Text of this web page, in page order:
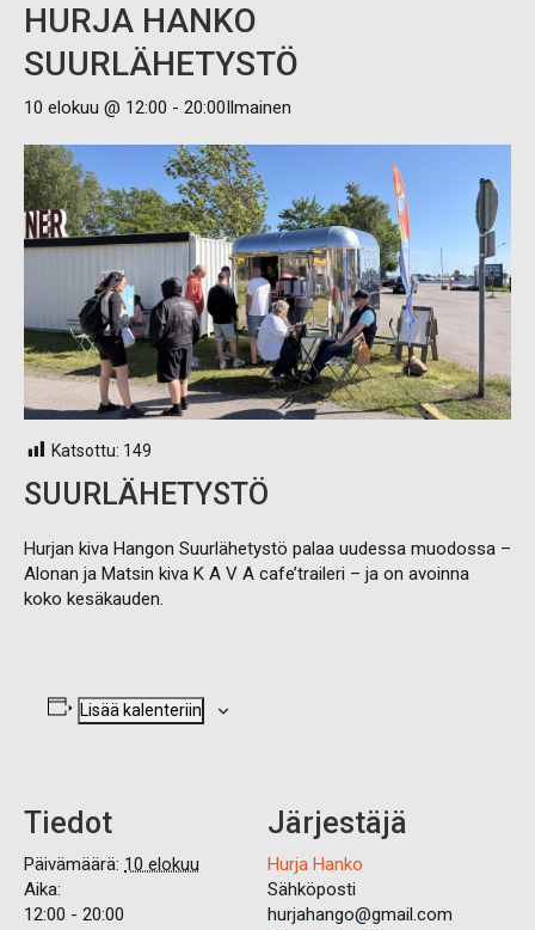
HURJA HANKO
SUURLÄHETYSTÖ
10 elokuu @ 12:00 - 20:00Ilmainen
Katsottu: 149
SUURLÄHETYSTÖ
Hurjan kiva Hangon Suurlähetystö palaa uudessa muodossa –
Alonan ja Matsin kiva K A V A cafe’traileri – ja on avoinna
koko kesäkauden.
Lisää kalenteriin
Tiedot
Päivämäärä: 10 elokuu
Aika:
12:00 - 20:00
Järjestäjä
Hurja Hanko
Sähköposti
hurjahango@gmail.com